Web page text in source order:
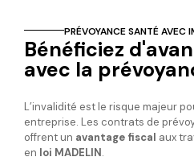
PRÉVOYANCE SANTÉ AVEC
Bénéficiez
avec la
L’invalidité est le risque majeur
entreprise. Les contrats de
offrent un avantage fiscal aux
en loi MADELIN.